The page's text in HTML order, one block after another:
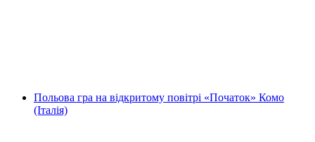
Польова гра на відкритому повітрі «Початок» Комо
(Італія)